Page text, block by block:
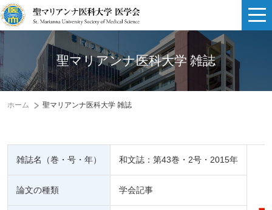
聖マリアンナ医科大学 雑誌
ホーム 聖マリアンナ医科大学 雑誌
雑誌名（巻・号・年） 和文誌：第43巻・2号・2015年
論文の種類 学会記事